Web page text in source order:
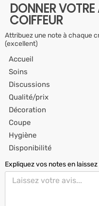
DONNER
COIFFEUR
Attribuez une note à chaque
(excellent)
Accueil
Soins
Discussions
Qualité/prix
Décoration
Coupe
Hygiène
Disponibilité
Expliquez vos notes en